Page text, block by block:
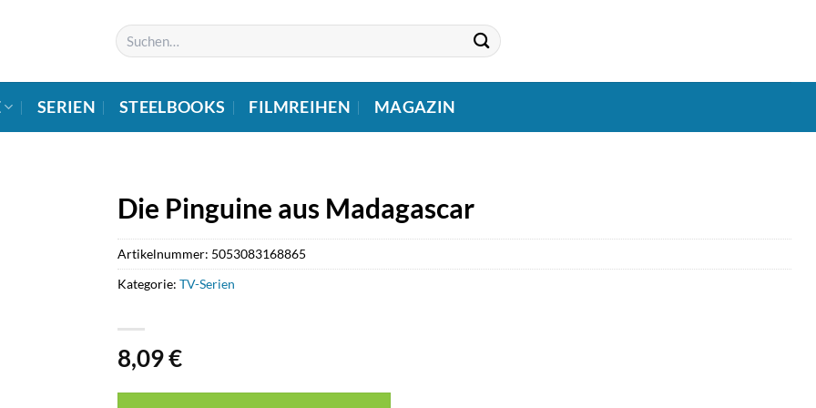
Suchen
nach:
SERIEN STEELBOOKS FILMREIHEN MAGAZIN
Die Pinguine aus Madagascar
8,09€
Artikelnummer: 5053083168865
Kategorie: TV-Serien